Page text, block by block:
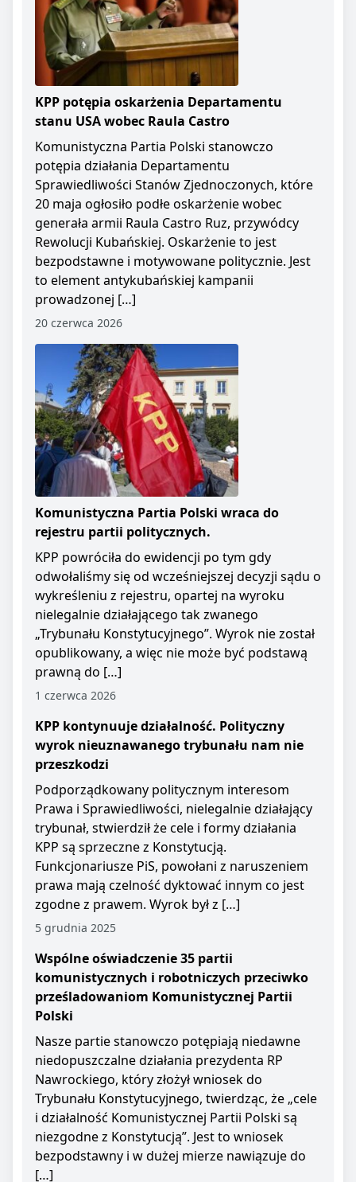
KPP potępia oskarżenia Departamentu
stanu USA wobec Raula Castro
Komunistyczna Partia Polski stanowczo
potępia działania Departamentu
Sprawiedliwości Stanów Zjednoczonych, które
20 maja ogłosiło podłe oskarżenie wobec
generała armii Raula Castro Ruz, przywódcy
Rewolucji Kubańskiej. Oskarżenie to jest
bezpodstawne i motywowane politycznie. Jest
to element antykubańskiej kampanii
prowadzonej […]
20 czerwca 2026
Komunistyczna Partia Polski wraca do
rejestru partii politycznych.
KPP powróciła do ewidencji po tym gdy
odwołaliśmy się od wcześniejszej decyzji sądu o
wykreśleniu z rejestru, opartej na wyroku
nielegalnie działającego tak zwanego
„Trybunału Konstytucyjnego”. Wyrok nie został
opublikowany, a więc nie może być podstawą
prawną do […]
1 czerwca 2026
KPP kontynuuje działalność. Polityczny
wyrok nieuznawanego trybunału nam nie
przeszkodzi
Podporządkowany politycznym interesom
Prawa i Sprawiedliwości, nielegalnie działający
trybunał, stwierdził że cele i formy działania
KPP są sprzeczne z Konstytucją.
Funkcjonariusze PiS, powołani z naruszeniem
prawa mają czelność dyktować innym co jest
zgodne z prawem. Wyrok był z […]
5 grudnia 2025
Wspólne oświadczenie 35 partii
komunistycznych i robotniczych przeciwko
prześladowaniom Komunistycznej Partii
Polski
Nasze partie stanowczo potępiają niedawne
niedopuszczalne działania prezydenta RP
Nawrockiego, który złożył wniosek do
Trybunału Konstytucyjnego, twierdząc, że „cele
i działalność Komunistycznej Partii Polski są
niezgodne z Konstytucją”. Jest to wniosek
bezpodstawny i w dużej mierze nawiązuje do
[…]